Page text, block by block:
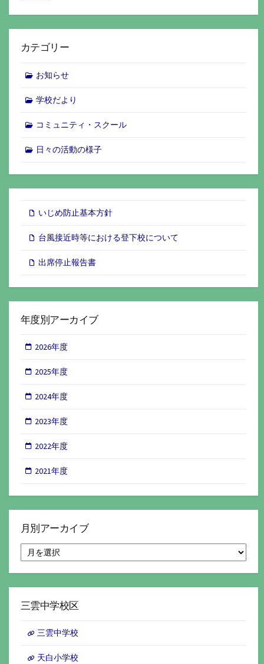
カテゴリー
お知らせ
学校だより
コミュニティ・スクール
日々の活動の様子
いじめ防止基本方針
台風接近時等における登下校について
出席停止報告書
年度別アーカイブ
2026年度
2025年度
2024年度
2023年度
2022年度
2021年度
月別アーカイブ
別
ア
イ
三雲中学校区
三雲中学校
天白小学校